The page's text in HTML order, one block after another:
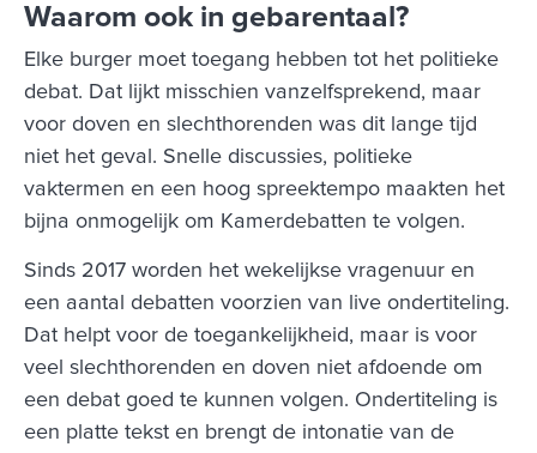
Waarom ook in gebarentaal?
Elke burger moet toegang hebben tot het politieke
debat. Dat lijkt misschien vanzelfsprekend, maar
voor doven en slechthorenden was dit lange tijd
niet het geval. Snelle discussies, politieke
vaktermen en een hoog spreektempo maakten het
bijna onmogelijk om Kamerdebatten te volgen.
Sinds 2017 worden het wekelijkse vragenuur en
een aantal debatten voorzien van live ondertiteling.
Dat helpt voor de toegankelijkheid, maar is voor
veel slechthorenden en doven niet afdoende om
een debat goed te kunnen volgen. Ondertiteling is
een platte tekst en brengt de intonatie van de